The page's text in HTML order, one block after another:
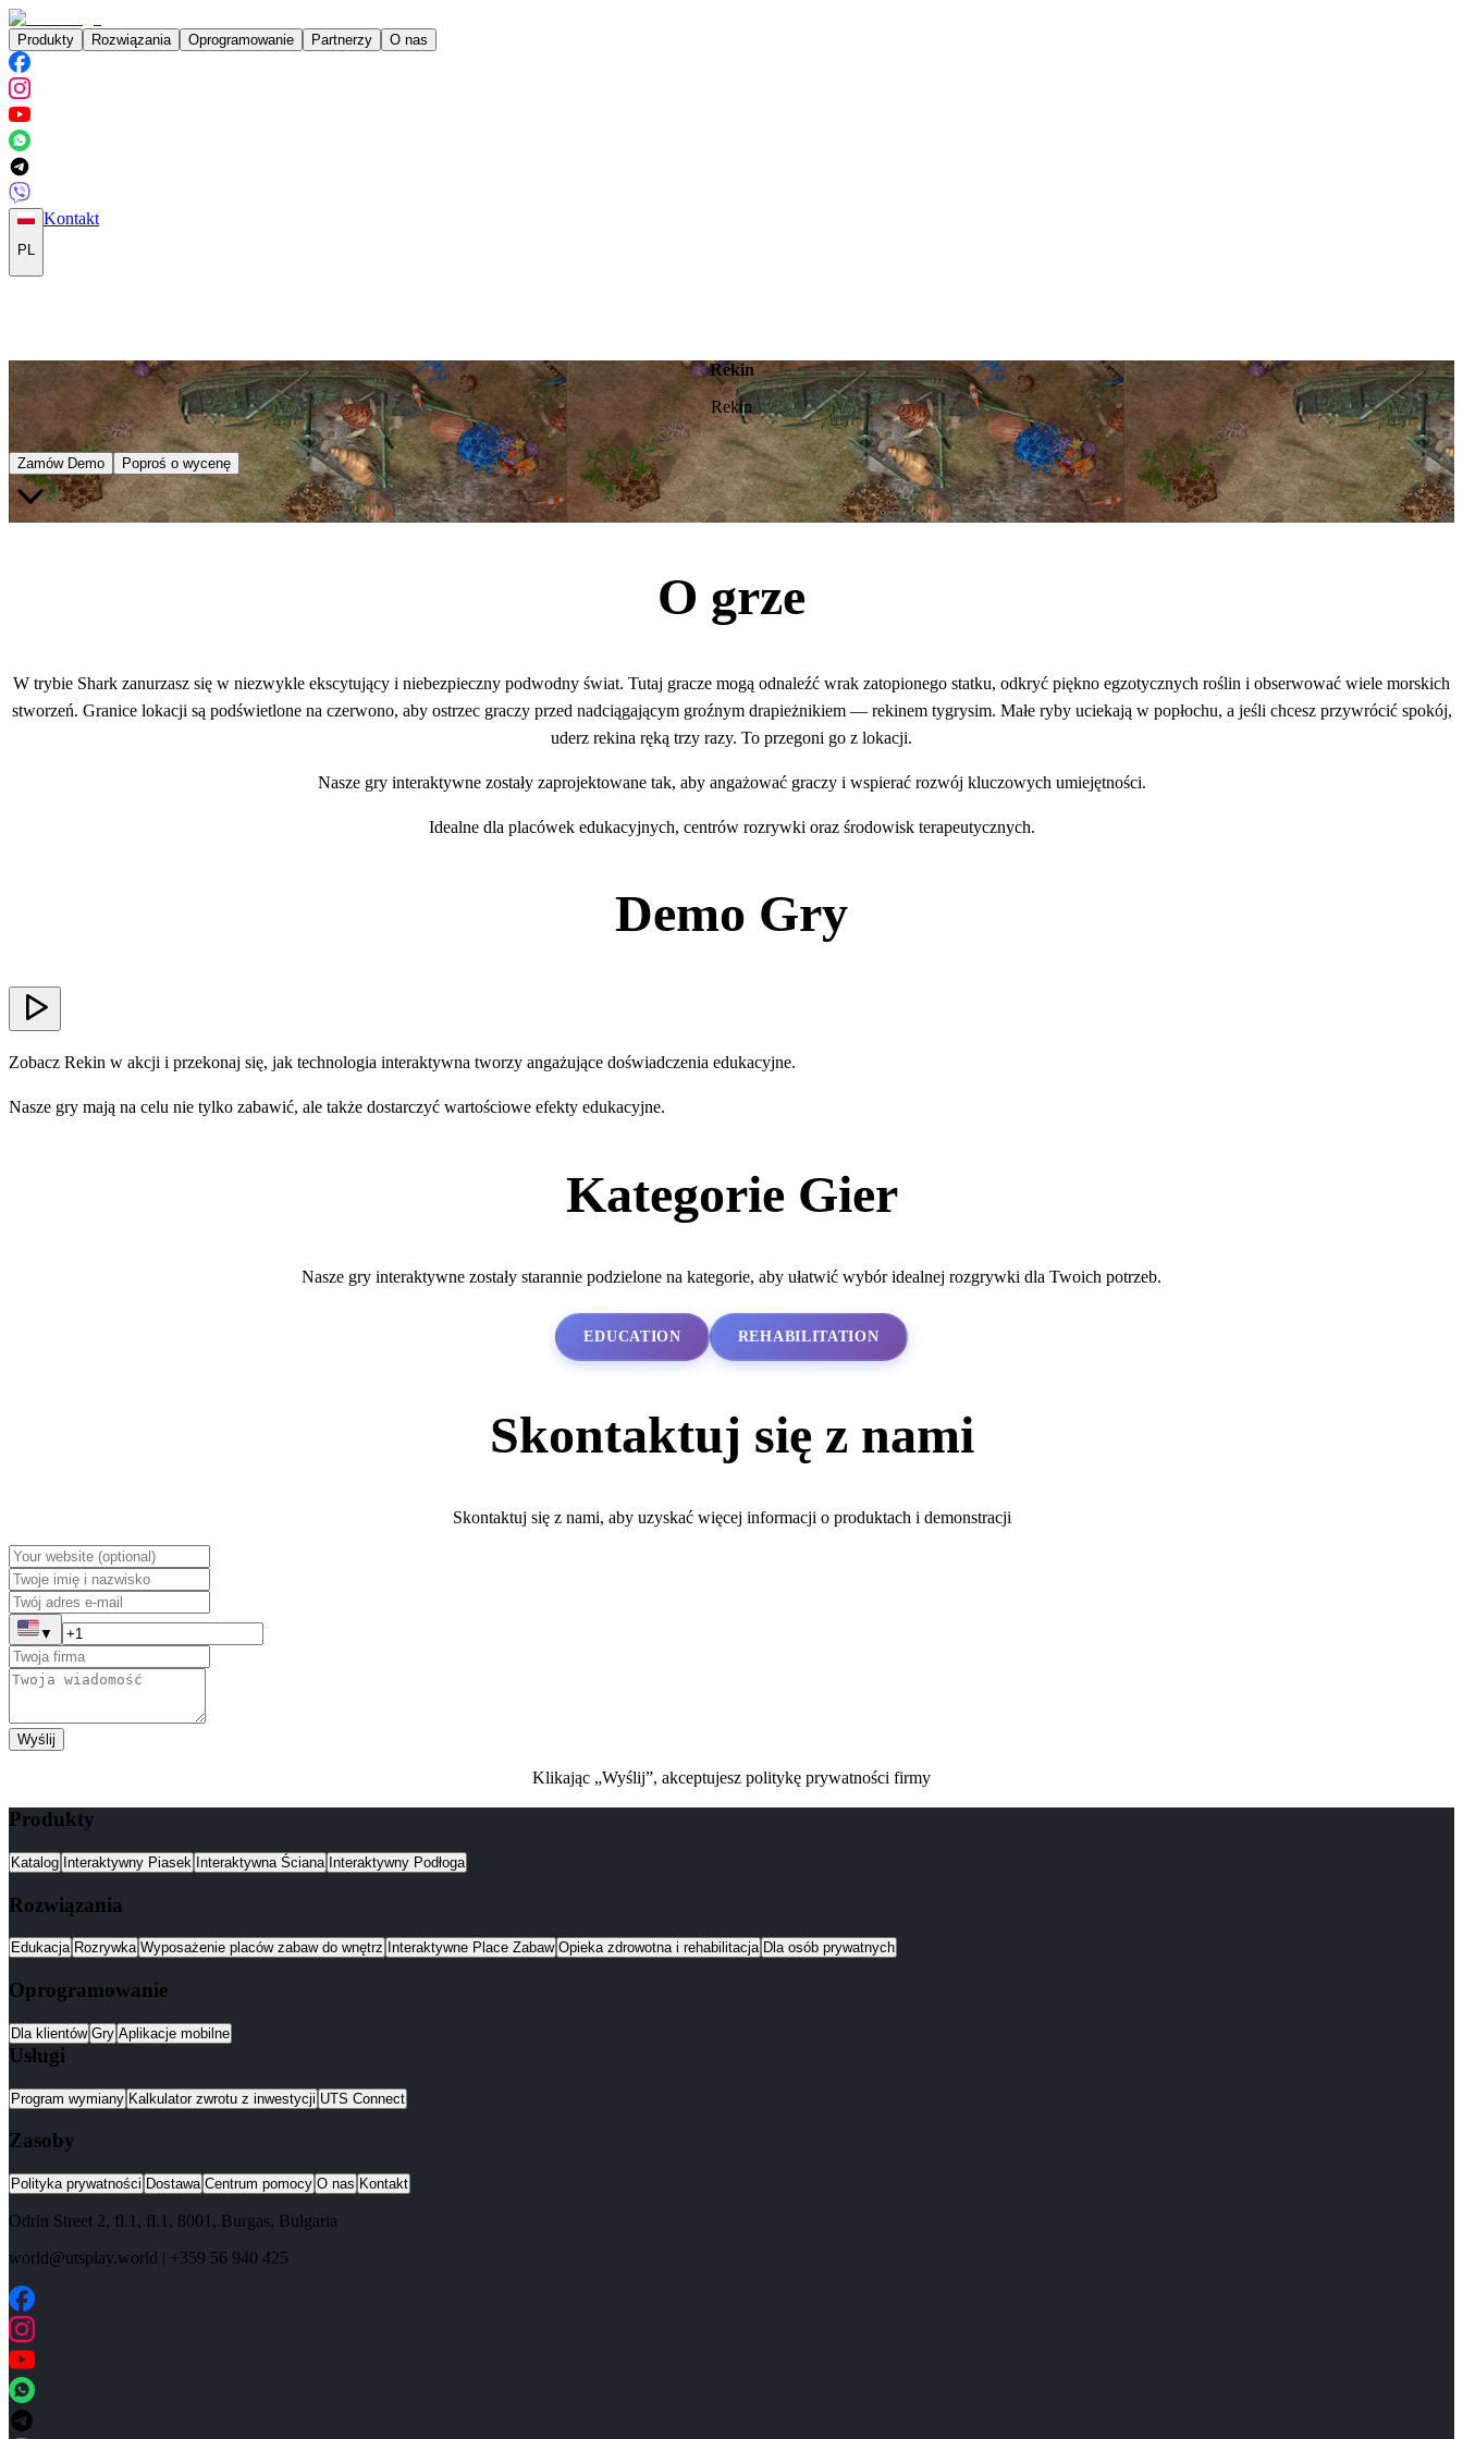
Produkty Rozwiązania Oprogramowanie Partnerzy O nas
PL
Kontakt
Rekin
Rekin
Zamów Demo Poproś o wycenę
O grze
W trybie Shark zanurzasz się w niezwykle ekscytujący i niebezpieczny podwodny świat. Tutaj gracze mogą odnaleźć wrak zatopionego statku, odkryć piękno egzotycznych roślin i obserwować wiele morskich
stworzeń. Granice lokacji są podświetlone na czerwono, aby ostrzec graczy przed nadciągającym groźnym drapieżnikiem — rekinem tygrysim. Małe ryby uciekają w popłochu, a jeśli chcesz przywrócić spokój,
uderz rekina ręką trzy razy. To przegoni go z lokacji.
Nasze gry interaktywne zostały zaprojektowane tak, aby angażować graczy i wspierać rozwój kluczowych umiejętności.
Idealne dla placówek edukacyjnych, centrów rozrywki oraz środowisk terapeutycznych.
Demo Gry
Zobacz Rekin w akcji i przekonaj się, jak technologia interaktywna tworzy angażujące doświadczenia edukacyjne.
Nasze gry mają na celu nie tylko zabawić, ale także dostarczyć wartościowe efekty edukacyjne.
Kategorie Gier
Nasze gry interaktywne zostały starannie podzielone na kategorie, aby ułatwić wybór idealnej rozgrywki dla Twoich potrzeb.
EDUCATION REHABILITATION
Skontaktuj się z nami
Skontaktuj się z nami, aby uzyskać więcej informacji o produktach i demonstracji
▼
Wyślij
Klikając „Wyślij”, akceptujesz politykę prywatności firmy
Produkty
Katalog Interaktywny Piasek Interaktywna Ściana Interaktywny Podłoga
Rozwiązania
Edukacja Rozrywka Wyposażenie placów zabaw do wnętrz Interaktywne Place Zabaw Opieka zdrowotna i rehabilitacja Dla osób prywatnych
Oprogramowanie
Dla klientów Gry Aplikacje mobilne
Usługi
Program wymiany Kalkulator zwrotu z inwestycji UTS Connect
Zasoby
Polityka prywatności Dostawa Centrum pomocy O nas Kontakt
Odrin Street 2, fl.1 , fl.1, 8001 , Burgas, Bulgaria
world@utsplay.world | +359 56 940 425